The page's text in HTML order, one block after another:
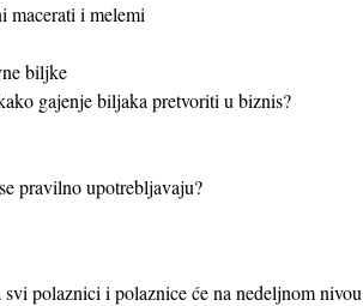
i melemi
biljke
gajenje biljaka pretvoriti u biznis?
pravilno upotrebljavaju?
polaznici i polaznice će na nedeljnom nivou